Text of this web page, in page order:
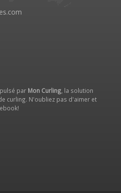
par Mon Curling , la solution
curling. N'oubliez pas d'aimer et
!